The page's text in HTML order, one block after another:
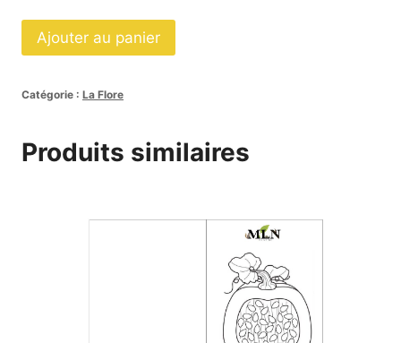
quantité
de
Anatomie
l'étamine
Ajouter au panier
Catégorie : La Flore
Produits similaires